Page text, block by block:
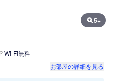
5+
Wi-Fi無料
お部屋の詳細を見る